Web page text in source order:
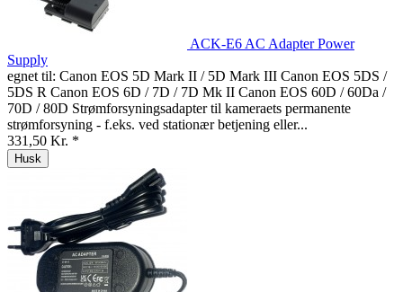
ACK-E6 AC Adapter Power
Supply
egnet til: Canon EOS 5D Mark II / 5D Mark III Canon EOS 5DS /
5DS R Canon EOS 6D / 7D / 7D Mk II Canon EOS 60D / 60Da /
70D / 80D Strømforsyningsadapter til kameraets permanente
strømforsyning - f.eks. ved stationær betjening eller...
331,50 Kr. *
Husk